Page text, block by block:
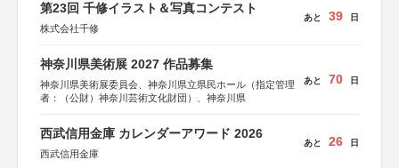
第23回 千修イラスト＆写真コンテスト
株式会社千修
あと 39 日
神奈川県美術展 2027 作品募集
神奈川県美術展委員会、神奈川県立県民ホール（指定管理
者：（公財）神奈川芸術文化財団）、神奈川県
あと 70 日
西武信用金庫 カレンダーアワード 2026
西武信用金庫
あと 26 日